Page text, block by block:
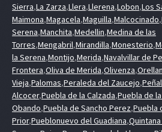
Sierra,La Zarza,Llera,Llerena,Lobon,Los
Maimona,Magacela,Maguilla,Malcocinado,
Serena,Manchita,Medellin,Medina de las
Torres,Mengabril,Mirandilla,Monesterio,
la Serena,Montijo,Merida,Navalvillar de
Frontera,Oliva de Merida,Olivenza,
Vieja,Palomas,Peraleda del Zaucejo,
Alcocer,Puebla de la Calzada,Puebla de
Obando,Puebla de Sancho Perez,Puebla
Prior,Pueblonuevo del Guadiana,